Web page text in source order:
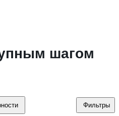
шагом
Фильтры